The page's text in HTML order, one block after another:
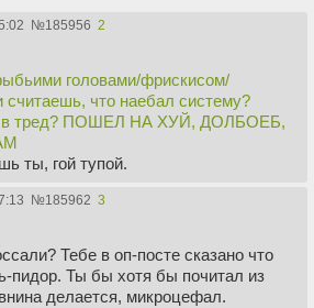
№185956 2
головами/фрискисом/
считаешь, что наебал систему?
в тред? ПОШЕЛ НА ХУЙ, ДОЛБОЕБ,
ты, гой тупой.
№185962 3
Тебе в оп-посте сказано что
пидор. Ты бы хотя бы почитал из
делается, микроцефал.